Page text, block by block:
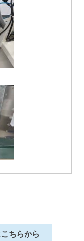
ちらから